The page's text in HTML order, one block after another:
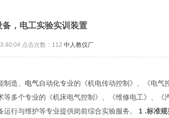
备，电工实验实训装置
点击次数： 112 中人教仪厂
造、 电气自动化专业的《机电传动控制》、《电气
多个专业的《机床电气控制》、《维修电工》、《
行与维护等专业提供岗前综合实验服务。
1 .标准